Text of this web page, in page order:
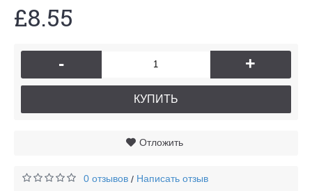
£8.55
- +
КУПИТЬ
Отложить
0 отзывов / Написать отзыв